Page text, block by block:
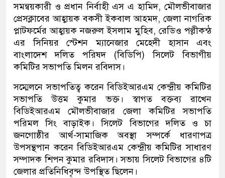
সমন্বয়কারী ও প্রধান নির্বাহী এস এ হামিদ, মৌলভীবাজার
প্রেসক্লাবের আহ্বায়ক বকসী ইকবাল আহমদ, জেলা নাগরিক
প্লাটফর্মের আহ্বায়ক নজরুল ইসলাম মুহিব, রেডিও পল্লীকন্ঠ
এর সিনিয়র স্টেশন ম্যানেজার মেহেদী হাসান এবং
বাংলাদেশ দলিত পরিষদ (বিডিপি) সিলেট বিভাগীয়
কমিটির সভাপতি মিলন রবিদাস।
সম্মেলনে সভাপতিত্ব করেন বিডিইআরএম কেন্দ্রীয় কমিটির
সভাপতি উত্তম কুমার ভক্ত। স্বাগত বক্তব্য রাখেন
বিডিইআরএম মৌলভীবাজার জেলা কমিটির সভাপতি
পরিমল সিং বাড়াইক। সিলেট বিভাগের দলিত ও চা
জনগোষ্ঠীর আর্থ-সামাজিক অবস্থা সম্পর্কে ধারণাপত্র
উপসন্থপান করেন বিডিইআরএম কেন্দ্রীয় কমিটির সাধারণ
সম্পাদক শিপন কুমার রবিদাস। সভায় সিলেট বিভাগের ৪টি
জেলার প্রতিনিধিবৃন্দ উপস্থিত ছিলেন।